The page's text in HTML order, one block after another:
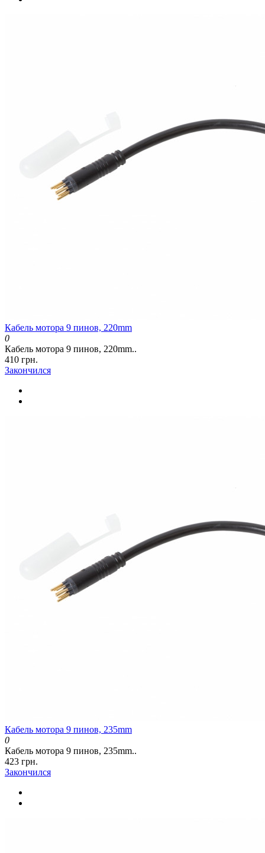
Кабель мотора 9 пинов, 220mm
0
Кабель мотора 9 пинов, 220mm..
410 грн.
Закончился
Кабель мотора 9 пинов, 235mm
0
Кабель мотора 9 пинов, 235mm..
423 грн.
Закончился